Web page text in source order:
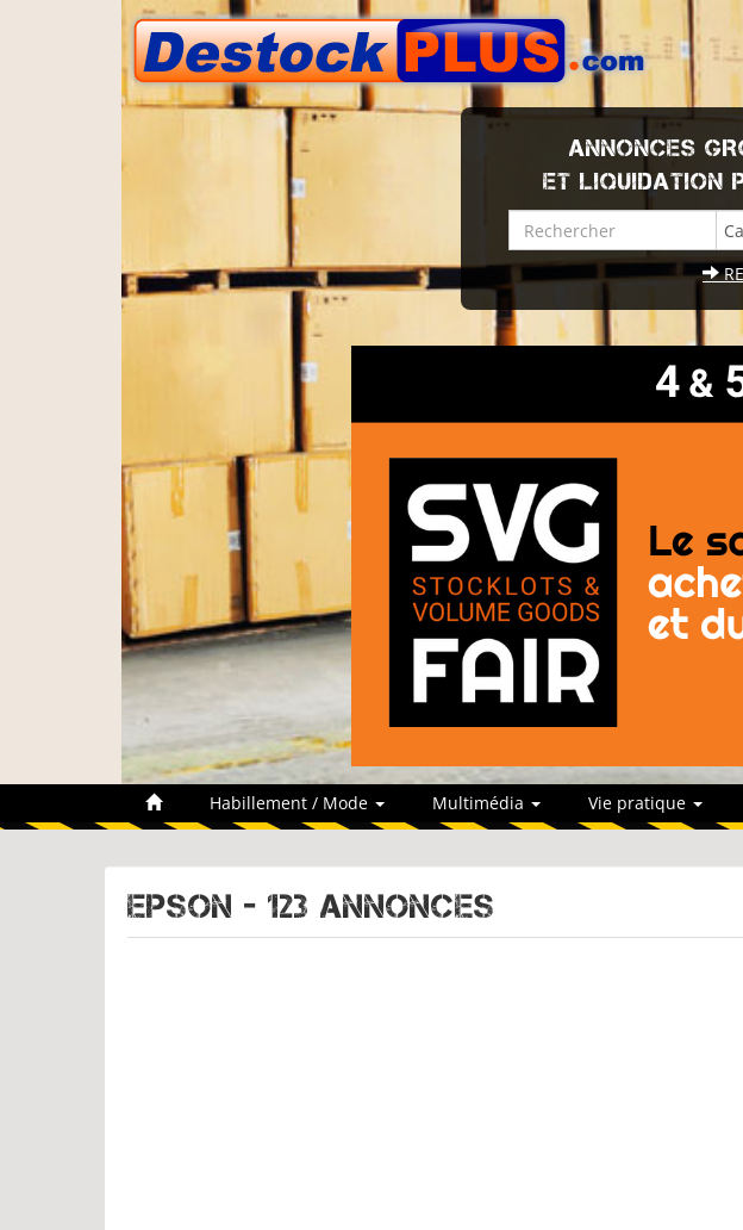
ANNONCES
ET LIQUIDATION
Habillement / Mode Multimédia Vie pratique
EPSON - 123 Annonces